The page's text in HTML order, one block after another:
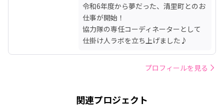
令和6年度から夢だった、清里町とのお
仕事が開始！
協力隊の専任コーディネーターとして
仕掛け人ラボを立ち上げました♪
プロフィールを見る
関連プロジェクト